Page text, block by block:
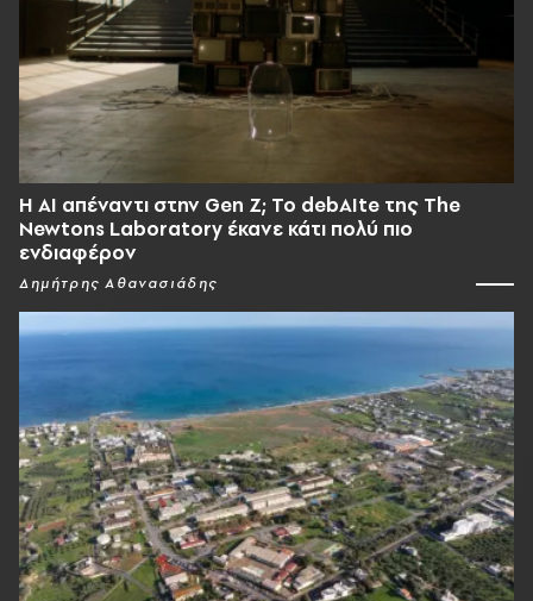
Η AI απέναντι στην Gen Z; Το debAIte της The
Newtons Laboratory έκανε κάτι πολύ πιο
ενδιαφέρον
Δημήτρης Αθανασιάδης